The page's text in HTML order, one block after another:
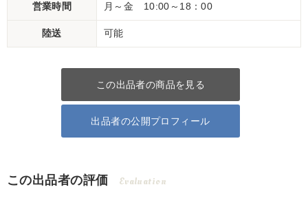
営業時間 月～金 10:00～18：00
陸送 可能
この出品者の商品を見る
出品者の公開プロフィール
この出品者の評価 Evaluation